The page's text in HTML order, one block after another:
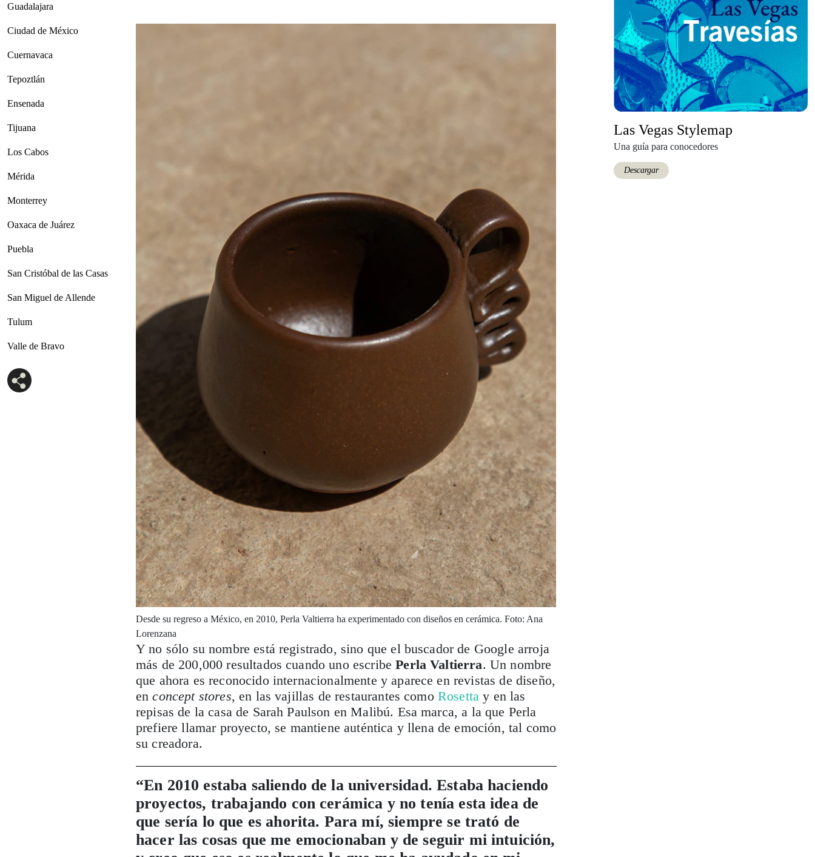
Guadalajara
Ciudad de México
Cuernavaca
Tepoztlán
Ensenada
Tijuana
Los Cabos
Mérida
Monterrey
Oaxaca de Juárez
Puebla
San Cristóbal de las Casas
San Miguel de Allende
Tulum
Valle de Bravo
Desde su regreso a México, en 2010, Perla Valtierra ha experimentado con diseños en cerámica. Foto: Ana
Lorenzana
Y no sólo su nombre está registrado, sino que el buscador de Google arroja
más de 200,000 resultados cuando uno escribe Perla Valtierra. Un nombre
que ahora es reconocido internacionalmente y aparece en revistas de diseño,
enconcept stores, en las vajillas de restaurantes como Rosetta y en las
repisas de la casa de Sarah Paulson en Malibú. Esa marca, a la que Perla
prefiere llamar proyecto, se mantiene auténtica y llena de emoción, tal como
su creadora.
“En 2010 estaba saliendo de la universidad. Estaba haciendo
proyectos, trabajando con cerámica y no tenía esta idea de
que sería lo que es ahorita. Para mí, siempre se trató de
hacer las cosas que me emocionaban y de seguir mi intuición,
Las Vegas Stylemap
Una guía para conocedores
Descargar